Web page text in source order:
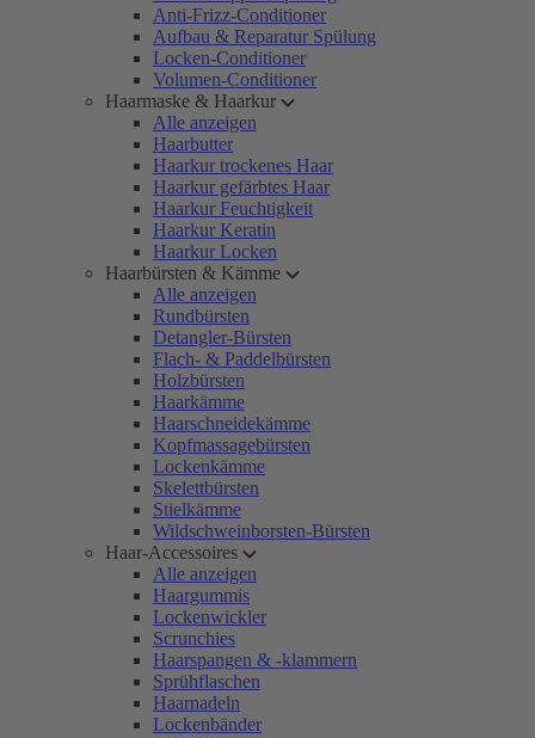
Anti-Frizz-Conditioner
Aufbau & Reparatur Spülung
Locken-Conditioner
Volumen-Conditioner
Haarmaske & Haarkur
Alle anzeigen
Haarbutter
Haarkur trockenes Haar
Haarkur gefärbtes Haar
Haarkur Feuchtigkeit
Haarkur Keratin
Haarkur Locken
Haarbürsten & Kämme
Alle anzeigen
Rundbürsten
Detangler-Bürsten
Flach- & Paddelbürsten
Holzbürsten
Haarkämme
Haarschneidekämme
Kopfmassagebürsten
Lockenkämme
Skelettbürsten
Stielkämme
Wildschweinborsten-Bürsten
Haar-Accessoires
Alle anzeigen
Haargummis
Lockenwickler
Scrunchies
Haarspangen & -klammern
Sprühflaschen
Haarnadeln
Lockenbänder